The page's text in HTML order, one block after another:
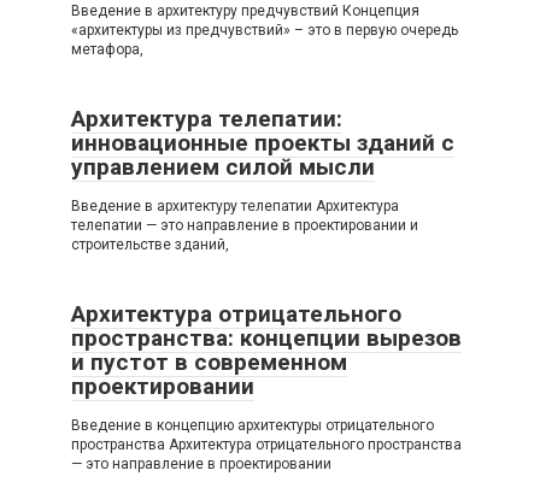
Введение в архитектуру предчувствий Концепция
«архитектуры из предчувствий» – это в первую очередь
метафора,
Архитектура телепатии:
инновационные проекты зданий с
управлением силой мысли
Введение в архитектуру телепатии Архитектура
телепатии — это направление в проектировании и
строительстве зданий,
Архитектура отрицательного
пространства: концепции вырезов
и пустот в современном
проектировании
Введение в концепцию архитектуры отрицательного
пространства Архитектура отрицательного пространства
— это направление в проектировании